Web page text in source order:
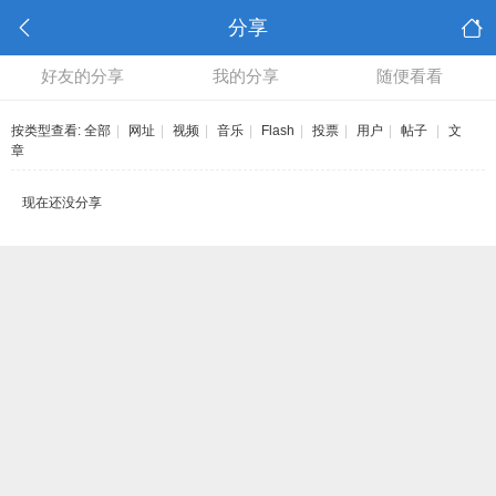
分享
好友的分享 我的分享 随便看看
按类型查看: 全部 网址 视频 音乐 Flash 投票 用户 帖子
文
章
现在还没分享